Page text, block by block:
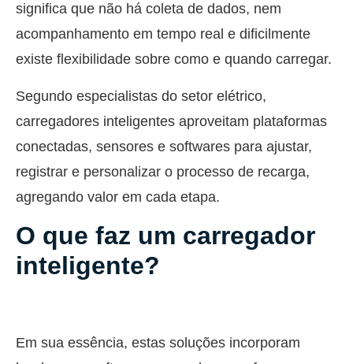
significa que não há coleta de dados, nem
acompanhamento em tempo real e dificilmente
existe flexibilidade sobre como e quando carregar.
Segundo especialistas do setor elétrico,
carregadores inteligentes aproveitam plataformas
conectadas, sensores e softwares para ajustar,
registrar e personalizar o processo de recarga,
agregando valor em cada etapa.
O que faz um carregador
inteligente?
Em sua essência, estas soluções incorporam